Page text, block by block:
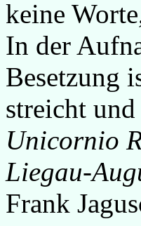
keine
In der
Besetzung
streicht
Unicornio
Liegau-
Frank